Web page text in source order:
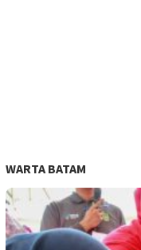
WARTA BATAM